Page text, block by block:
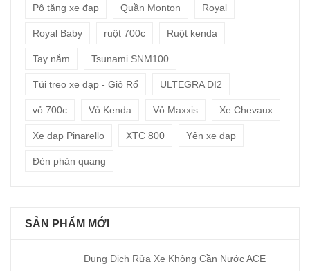
Pô tăng xe đạp Quần Monton Royal
Royal Baby ruột 700c Ruột kenda
Tay nắm Tsunami SNM100
Túi treo xe đạp - Giỏ Rổ ULTEGRA DI2
vỏ 700c Vỏ Kenda Vỏ Maxxis Xe Chevaux
Xe đạp Pinarello XTC 800 Yên xe đạp
Đèn phản quang
SẢN PHẨM MỚI
Dung Dịch Rửa Xe Không Cần Nước ACE